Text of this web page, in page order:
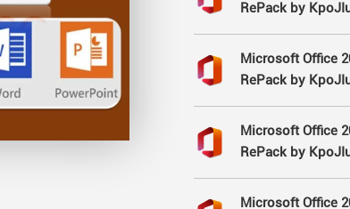
RePack by
Microsoft Office
RePack by
Microsoft Office
RePack by
Microsoft Office